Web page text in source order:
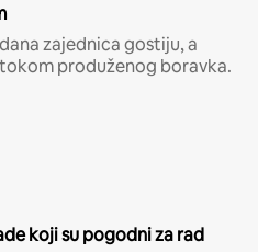
zajednica gostiju, a
produženog boravka.
koji su pogodni za rad